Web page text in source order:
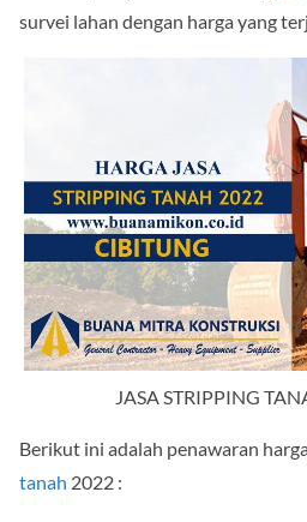
survei lahan dengan harga yang
JASA STRIPPING
Berikut ini adalah penawaran
tanah 2022 :